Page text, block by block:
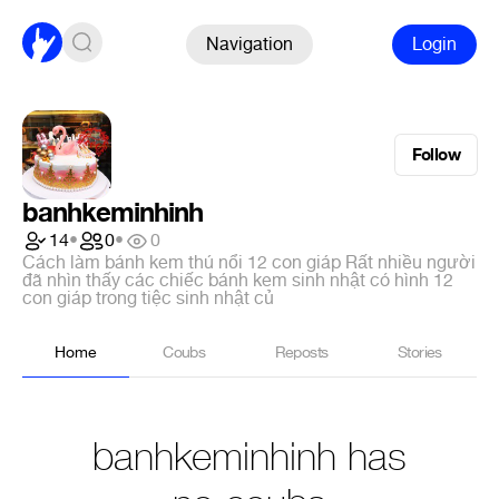
Navigation Login
Follow
banhkeminhinh
14• 0•
0
Cách làm bánh kem thú nổi 12 con giáp Rất nhiều người
đã nhìn thấy các chiếc bánh kem sinh nhật có hình 12
con giáp trong tiệc sinh nhật củ
Home Coubs Reposts Stories
banhkeminhinh has